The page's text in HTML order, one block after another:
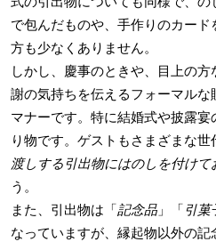
で包んだものや、手作りのカー
方も少なくありません。
しかし、慶事のときや、目上の
謝の気持ちを伝えるフォーマル
マナーです。特に結婚式や披露
り物です。ゲストもさまざまな世
渡しする引出物にはのしを付け
う。
また、引出物は「記念品 」「引菓
なっていますが、縁起物以外の